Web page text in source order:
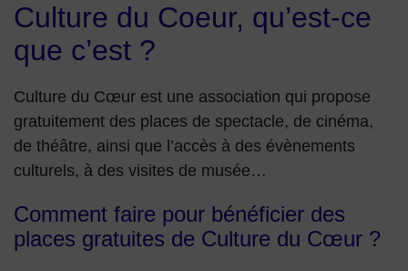
Culture du Coeur, qu’est-ce
que c’est ?
Culture du Cœur est une association qui propose
gratuitement des places de spectacle, de cinéma,
de théâtre, ainsi que l’accès à des évènements
culturels, à des visites de musée…
Comment faire pour bénéficier des
places gratuites de Culture du Cœur ?